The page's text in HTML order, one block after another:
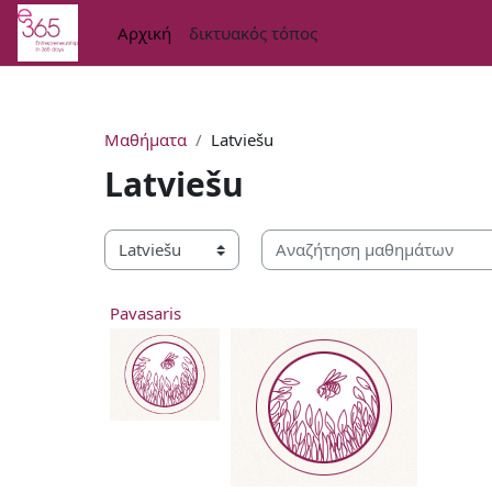
Μετάβαση στο κεντρικό περιεχόμενο
Αρχική
δικτυακός τόπος
Μαθήματα Latviešu
Latviešu
Κατηγορίες μαθημάτων
Αναζήτηση μαθημάτων
Pavasaris